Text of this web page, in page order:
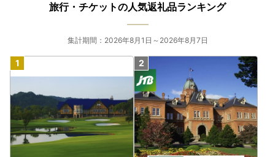
旅行・チケットの人気返礼品ランキング
集計期間：2026年8月1日～2026年8月7日